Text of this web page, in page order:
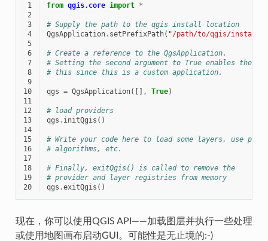
1 from qgis.core import *
2
3
# Supply the path to the qgis install location
4
QgsApplication. setPrefixPath( "/path/to/qgis/
5
6
# Create a reference to the QgsApplication.
7
# Setting the second argument to True enables the
8
# this since this is a custom application.
9
10
qgs = QgsApplication([], True)
11
12
# load providers
13
qgs . initQgis ()
14
15
# Write your code here to load some layers, use
16
# algorithms, etc.
17
18
# Finally, exitQgis() is called to remove the
19
# provider and layer registries from memory
20
qgs .exitQgis ()
现在，你可以使用QGIS API——加载图层并执行一些处理
或使用地图画布启动GUI。可能性是无止境的:-)